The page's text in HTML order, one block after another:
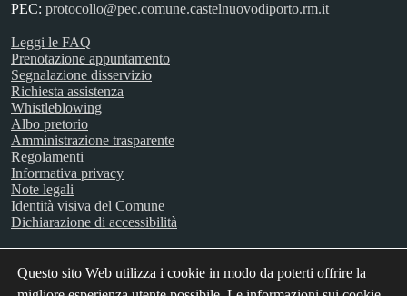
PEC: protocollo@pec.comune.castelnuovodiporto.rm.it
Leggi le FAQ
Prenotazione appuntamento
Segnalazione disservizio
Richiesta assistenza
Whistleblowing
Albo pretorio
Amministrazione trasparente
Regolamenti
Informativa privacy
Note legali
Identità visiva del Comune
Dichiarazione di accessibilità
SEGUICI SU
Questo sito Web utilizza i cookie in modo da poterti offrire la